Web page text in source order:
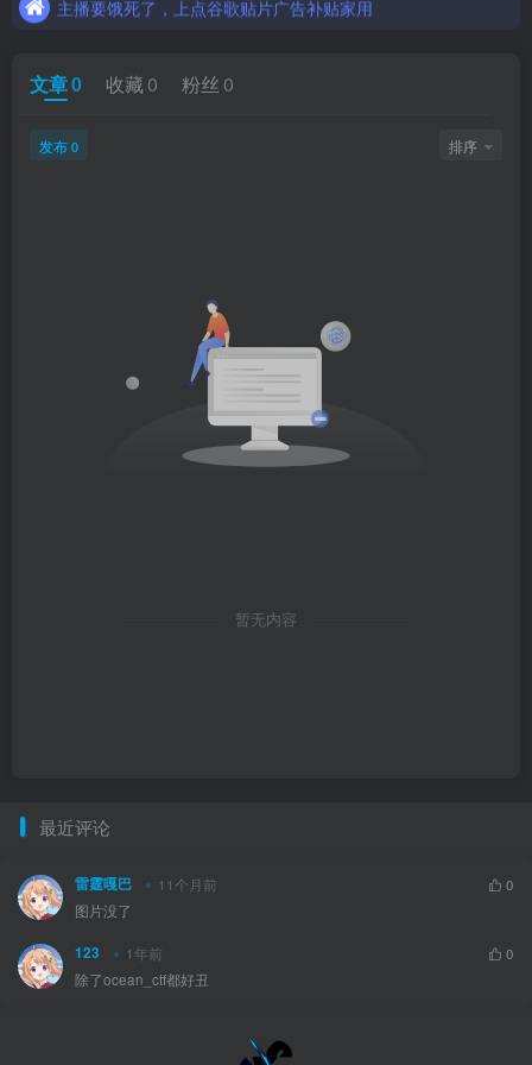
主播要饿死了，上点谷歌贴片广告补贴家用
文章0 收藏 0 粉丝 0
发布 0 排序
暂无内容
最近评论
雷霆嘎巴 11个月前
0
图片没了
123 1年前
0
除了ocean_ctf都好丑